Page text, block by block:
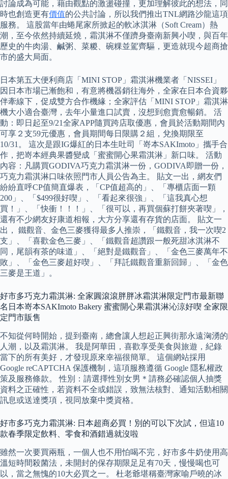
討論成為可能，藉由觀點的激盪碰撞，更加理解彼此的想法，同
時也創造更有價值的公共討論，所以我們推出TNL網路沙龍這項
服務。 這股當年由蜷尾家所掀起的軟冰淇淋（Soft Cream）熱
潮，至今依然持續延燒，霜淇淋不僅躋身臺南新興小喫，與百年
歷史的牛肉湯、鹹粥、菜糉、碗粿並駕齊驅，更造就現今超商搶
市的盛大局面。
日本第五大便利商店「MINI STOP」霜淇淋機業者「NISSEI」
因日本市場已漸飽和，有意將機器銷往海外，全家在日本合資夥
伴牽線下，促成雙方合作機緣；全家評估「MINI STOP」霜淇淋
機大小適合臺灣，去年小量進口試賣，沒想到愈賣愈暢銷。 活
動：即日起至9/21全家APP隨買跨店取優惠，會員於活動期間內
可享２支59元優惠，會員期間每日限購２組，兌換期限至
10/31。 這次是跟IG爆紅的日本生吐司「嵜本SAKImoto」攜手合
作，把嵜本經典果醬變成「蜜蜜開心果霜淇淋」新口味。 活動
內容：凡購買GODIVA巧克力霜淇淋一份，GODIVA即贈一份，
巧克力霜淇淋口味依照門市人員公告為主。 貼文一出，網友們
紛紛直呼CP值簡直爆表，「CP值超高的」、「專櫃店面一顆
200」、「$499很好喫」、「看起來很強」、「這我真心想
買！」、「快衝！！！」、「很可以，再買個蘇打餅夾著喫」，
還有不少網友好康道相報，大方分享還有存貨的店面。 貼文一
出， 鐵觀音、金色三麥獲得最多人推崇，「鐵觀音，我一次喫2
支」、「喜歡金色三麥」、「鐵觀音超讚跟一般死甜冰淇淋不
同，尾韻有茶的味道」、「絕對是鐵觀音」、「金色三麥萬年不
敗」、「金色三麥超好喫」、「拜託鐵觀音重新回歸」、「金色
三麥是王道」。
好市多巧克力霜淇淋: 全家圓滾滾胖胖冰霜淇淋限定門市最新聯
名日本嵜本SAKImoto Bakery 蜜蜜開心果霜淇淋沁涼好喫 全家限
定門市販售
不知從何時開始，提到臺南，總會讓人想起正興街那永遠洶湧的
人潮，以及霜淇淋。 我是阿華田，喜歡享受美食與旅遊，紀錄
當下的所有美好，才發現原來幸福很簡單。 這個網站採用
Google reCAPTCHA 保護機制，這項服務遵循 Google 隱私權政
策及服務條款。 性別：請選擇性別女男＊請務必確認個人抽獎
資料之正確性，若資料不全或錯誤，致無法核對、通知活動相關
訊息或送達獎項，視同放棄中獎資格。
好市多巧克力霜淇淋: 日本超商必買！別的可以下次試，但這10
款春季限定飲料、零食和酒錯過就沒啦
雖然一次要買兩瓶，一個人也不用怕喝不完，好市多牛奶使用高
溫短時間殺菌法，未開封的保存期限足足有70天，慢慢喝也可
以，當之無愧的10大必買之一。 杜老爺堪稱臺灣家喻戶曉的冰